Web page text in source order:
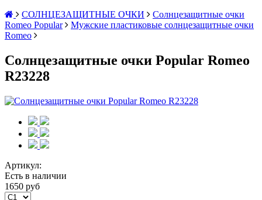
СОЛНЦЕЗАЩИТНЫЕ ОЧКИ
Солнцезащитные очки
Romeo Popular
Мужские пластиковые солнцезащитные очки
Romeo
Солнцезащитные очки Popular Romeo
R23228
Артикул:
Есть в наличии
1650 руб